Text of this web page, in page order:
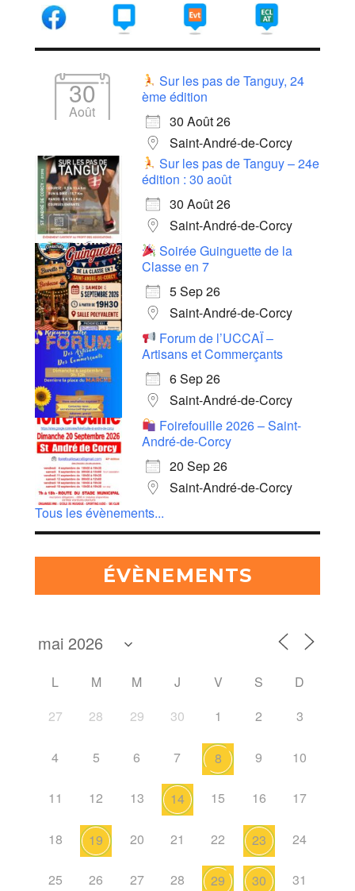
30
Août
Sur les pas de Tanguy, 24
ème édition
30 Août 26
Saint-André-de-Corcy
Sur les pas de Tanguy – 24e
édition : 30 août
30 Août 26
Saint-André-de-Corcy
Soirée Guinguette de la
Classe en 7
5 Sep 26
Saint-André-de-Corcy
Forum de l’UCCAÏ –
Artisans et Commerçants
6 Sep 26
Saint-André-de-Corcy
Foirefouille 2026 – Saint-
André-de-Corcy
20 Sep 26
Saint-André-de-Corcy
Tous les évènements...
ÉVÈNEMENTS
L M M J V S
D
27
28 29 30 1 2 3
4 5 6 7 8 9 10
11 12 13 14 15 16 17
18 19 20 21 22 23 24
25 26 27 28 29 30 31